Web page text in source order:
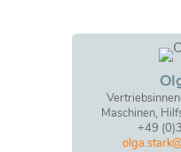
Maschinen,
+49